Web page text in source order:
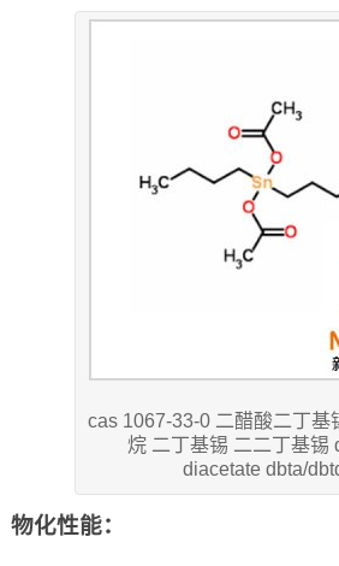
cas 1067-33-0 二醋酸二丁基
烷 二丁基锡 二二丁基锡
diacetate dbta/
物化性能：